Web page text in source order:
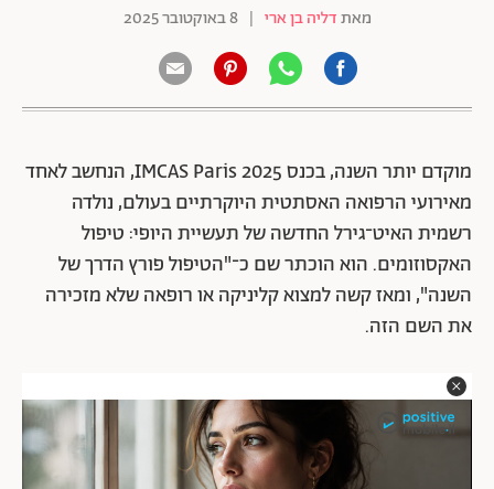
מאתדליה בן ארי | 8 באוקטובר 2025
מוקדם יותר השנה, בכנס IMCAS Paris 2025, הנחשב לאחד
מאירועי הרפואה האסתטית היוקרתיים בעולם, נולדה
רשמית האיט־גירל החדשה של תעשיית היופי: טיפול
האקסוזומים. הוא הוכתר שם כ־"הטיפול פורץ הדרך של
השנה", ומאז קשה למצוא קליניקה או רופאה שלא מזכירה
את השם הזה.